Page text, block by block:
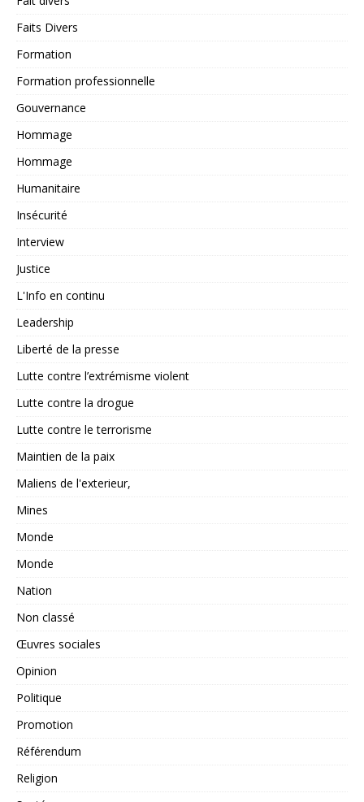
Faits Divers
Formation
Formation professionnelle
Gouvernance
Hommage
Hommage
Humanitaire
Insécurité
Interview
Justice
L'Info en continu
Leadership
Liberté de la presse
Lutte contre l’extrémisme violent
Lutte contre la drogue
Lutte contre le terrorisme
Maintien de la paix
Maliens de l'exterieur,
Mines
Monde
Monde
Nation
Non classé
Œuvres sociales
Opinion
Politique
Promotion
Référendum
Religion